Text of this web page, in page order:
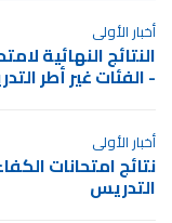
أخبار الأولى
- الفئات غير أطر
أخبار الأولى
التدريس